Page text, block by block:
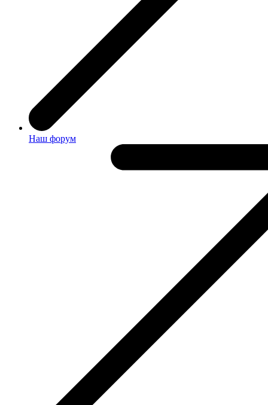
Наш форум